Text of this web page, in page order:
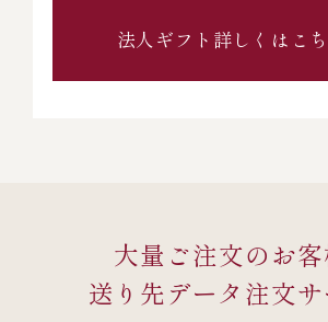
法人ギフト詳しくはこ
大量ご注文のお
送り先データ注文